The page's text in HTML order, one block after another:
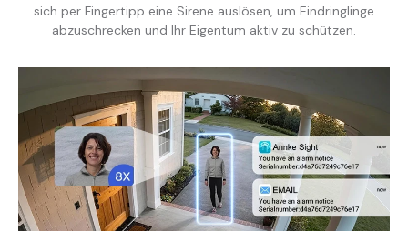
sich per Fingertipp eine Sirene auslösen, um Eindringlinge
abzuschrecken und Ihr Eigentum aktiv zu schützen.